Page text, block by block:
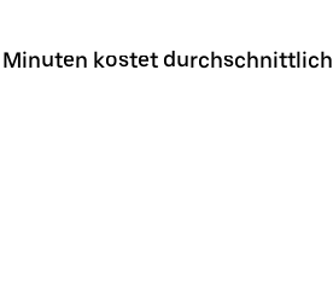
Minuten kostet durchschnittlich